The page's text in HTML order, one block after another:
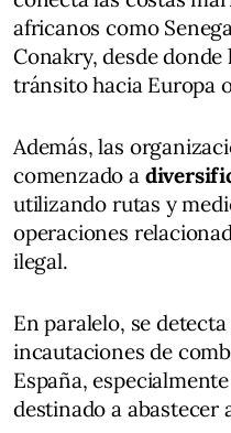
africanos como
Conakry, desde
tránsito hacia Europa
Además, las
comenzado a
utilizando rutas y
operaciones
ilegal.
En paralelo, se
incautaciones de
España,
destinado a abastecer